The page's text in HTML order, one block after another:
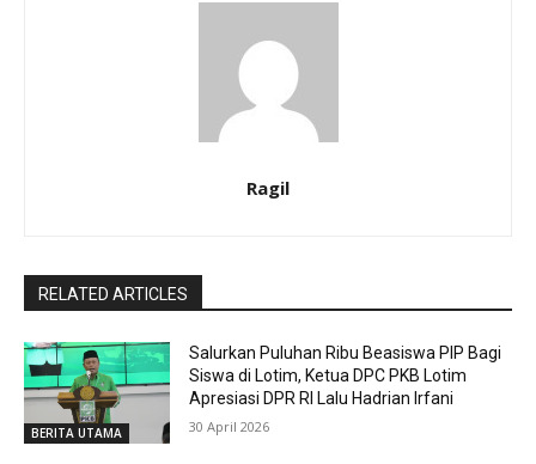
Ragil
RELATED ARTICLES
BERITA UTAMA
Salurkan Puluhan Ribu Beasiswa PIP Bagi
Siswa di Lotim, Ketua DPC PKB Lotim
Apresiasi DPR RI Lalu Hadrian Irfani
30 April 2026